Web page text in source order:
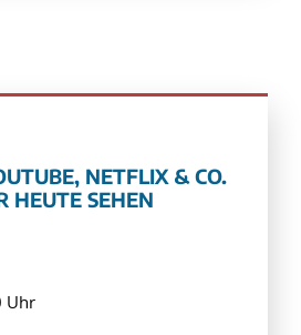
NETFLIX & CO.
HEUTE SEHEN
Uhr